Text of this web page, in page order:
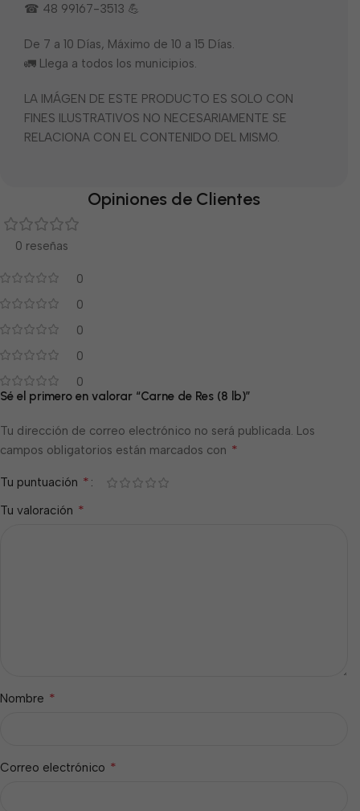
☎ 48 99167-3513 💪
De 7 a 10 Días, Máximo de 10 a 15 Días.
🚛 Llega a todos los municipios.
LA IMÁGEN DE ESTE PRODUCTO ES SOLO CON
FINES ILUSTRATIVOS NO NECESARIAMENTE SE
RELACIONA CON EL CONTENIDO DEL MISMO.
Opiniones de Clientes
0 reseñas
0
0
0
0
0
Sé el primero en valorar “Carne de Res (8 lb)”
Tu dirección de correo electrónico no será publicada. Los
campos obligatorios están marcados con *
Tu puntuación *
Tu valoración *
Nombre *
Correo electrónico *